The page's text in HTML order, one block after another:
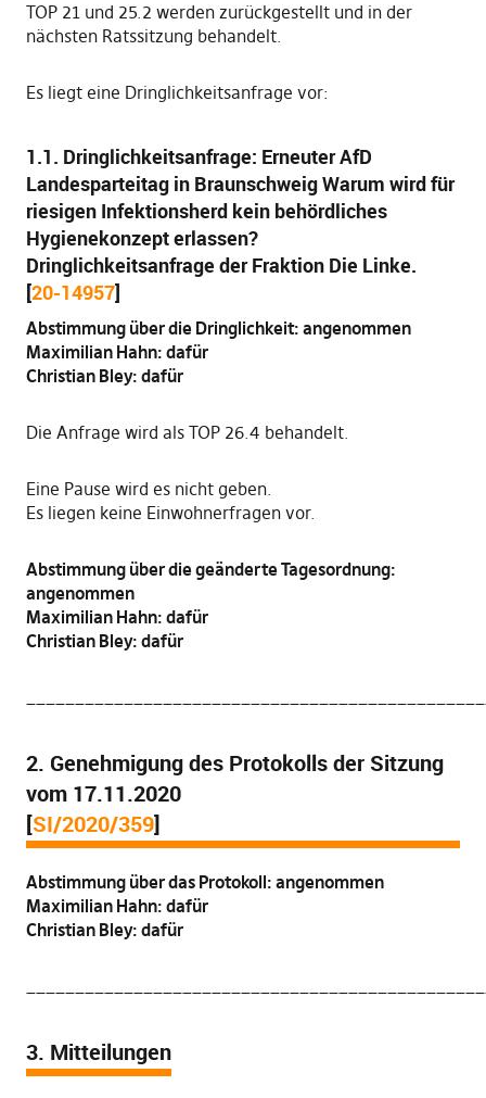
TOP 21 und 25.2 werden zurückgestellt und in der
nächsten Ratssitzung behandelt.
Es liegt eine Dringlichkeitsanfrage vor:
1.1. Dringlichkeitsanfrage: Erneuter AfD
Landesparteitag in Braunschweig Warum wird für
riesigen Infektionsherd kein behördliches
Hygienekonzept erlassen?
Dringlichkeitsanfrage der Fraktion Die Linke.
[20-14957]
Abstimmung über die Dringlichkeit: angenommen
Maximilian Hahn: dafür
Christian Bley: dafür
Die Anfrage wird als TOP 26.4 behandelt.
Eine Pause wird es nicht geben.
Es liegen keine Einwohnerfragen vor.
Abstimmung über die geänderte Tagesordnung:
angenommen
Maximilian Hahn: dafür
Christian Bley: dafür
2. Genehmigung des Protokolls der Sitzung
vom 17.11.2020
[SI/2020/359]
Abstimmung über das Protokoll: angenommen
Maximilian Hahn: dafür
Christian Bley: dafür
3. Mitteilungen